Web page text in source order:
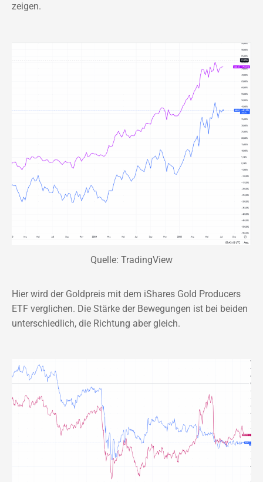
zeigen.
Quelle: TradingView
Hier wird der Goldpreis mit dem iShares Gold Producers
ETF verglichen. Die Stärke der Bewegungen ist bei beiden
unterschiedlich, die Richtung aber gleich.